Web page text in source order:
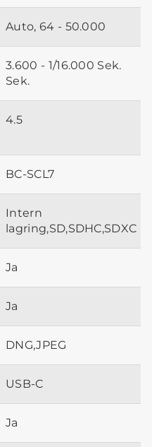
Auto, 64 - 50.000
3.600 - 1/16.000 Sek.
Sek.
4.5
BC-SCL7
Intern
lagring,SD,SDHC,SDXC
Ja
Ja
DNG,JPEG
USB-C
Ja